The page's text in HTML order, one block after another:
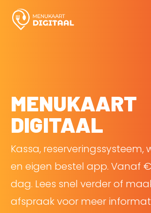
MENUKAART
DIGITAAL
Kassa, reserveringssysteem,
en eigen bestel app. Vanaf €
dag. Lees snel verder of
afspraak voor meer